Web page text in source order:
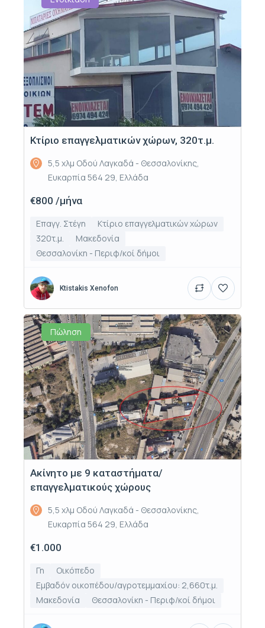
Κτίριο επαγγελματικών χώρων, 320τ.μ.
5,5 χλμ Οδού Λαγκαδά - Θεσσαλονίκης,
Ευκαρπία 564 29, Ελλάδα
€800 /μήνα
Επαγγ. Στέγη
Κτίριο επαγγελματικών χώρων
320τ.μ.
Μακεδονία
Θεσσαλονίκη - Περιφ/κοί δήμοι
Ktistakis Xenofon
Πώληση
Ακίνητο με 9 καταστήματα/
επαγγελματικούς χώρους
5,5 χλμ Οδού Λαγκαδά - Θεσσαλονίκης,
Ευκαρπία 564 29, Ελλάδα
€1.000
Γη
Οικόπεδο
Εμβαδόν οικοπέδου/αγροτεμμαχίου: 2,660τ.μ.
Μακεδονία
Θεσσαλονίκη - Περιφ/κοί δήμοι